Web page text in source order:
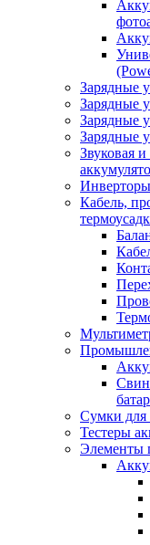
Зарядные
Зарядные
Зарядные
Зарядные
Звуковая
Кабель,
Сумки для
Тестеры
Элементы